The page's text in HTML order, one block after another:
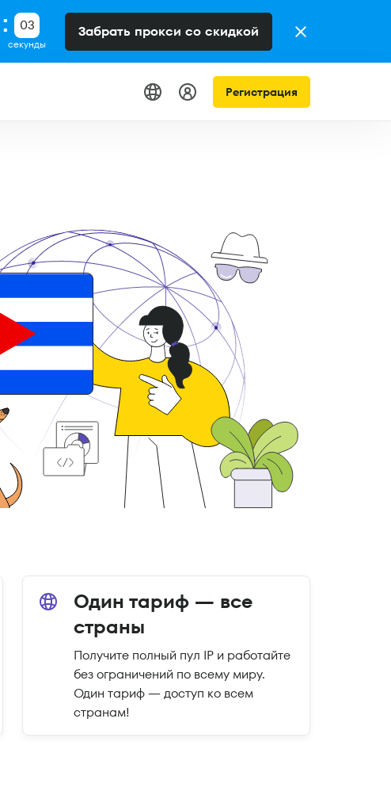
03
секунды
Забрать прокси со скидкой
Регистрация
Один тариф — все
страны
Получите полный пул IP и работайте
без ограничений по всему миру.
Один тариф — доступ ко всем
странам!